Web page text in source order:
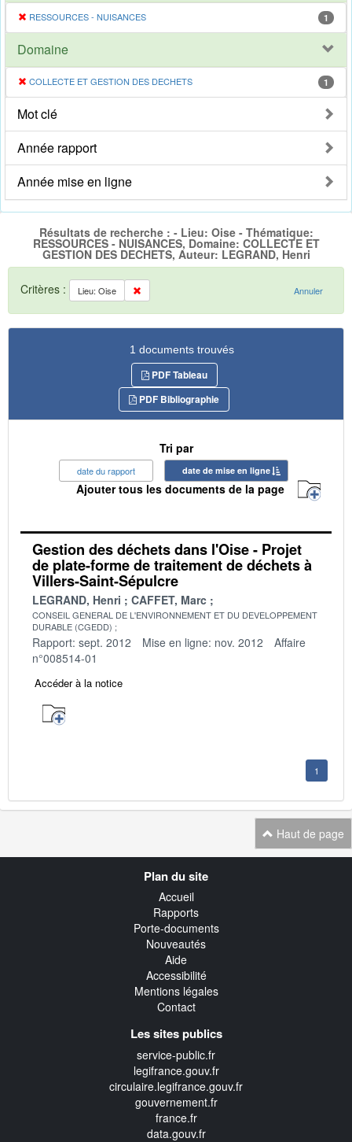
RESSOURCES - NUISANCES 1
Domaine
COLLECTE ET GESTION DES DECHETS 1
Mot clé
Année rapport
Année mise en ligne
Résultats de recherche : - Lieu: Oise - Thématique:
RESSOURCES - NUISANCES, Domaine: COLLECTE ET
GESTION DES DECHETS, Auteur: LEGRAND, Henri
Critères : Lieu: Oise Annuler
1 documents trouvés
PDF Tableau
PDF Bibliographie
Tri par
date du rapport date de mise en ligne
Ajouter tous les documents de la page
Gestion des déchets dans l'Oise - Projet
de plate-forme de traitement de déchets à
Villers-Saint-Sépulcre
LEGRAND, Henri CAFFET, Marc
CONSEIL GENERAL DE L'ENVIRONNEMENT ET DU DEVELOPPEMENT
DURABLE (CGEDD)
Rapport: sept. 2012 Mise en ligne: nov. 2012
Affaire
n°008514-01
Accéder à la notice
1
Haut de page
Plan du site
Accueil
Rapports
Porte-documents
Nouveautés
Aide
Accessibilité
Mentions légales
Contact
Les sites publics
service-public.fr
legifrance.gouv.fr
circulaire.legifrance.gouv.fr
gouvernement.fr
france.fr
data.gouv.fr